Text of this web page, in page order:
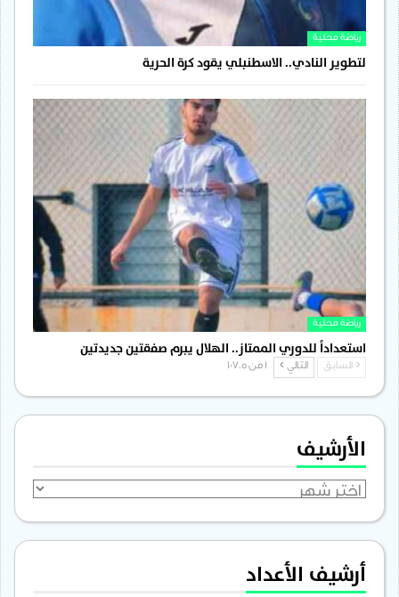
رياضة محلية
لتطوير النادي.. الاسطنبلي يقود كرة الحرية
رياضة محلية
استعداداً للدوري الممتاز.. الهلال يبرم صفقتين جديدتين
السابق التالي
الأرشيف
الأرشيف
أرشيف الأعداد